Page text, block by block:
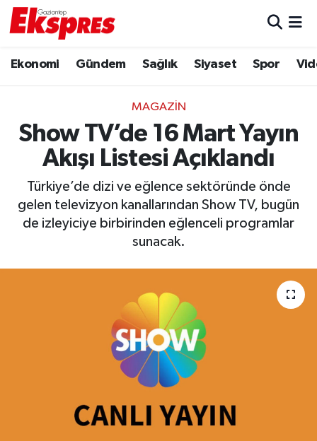
Ekonomi Gündem Sağlık Siyaset Spor
MAGAZIN
Show TV’de 16 Mart Yayın
Akışı Listesi Açıklandı
Türkiye’de dizi ve eğlence sektöründe önde
gelen televizyon kanallarından Show TV, bugün
de izleyiciye birbirinden eğlenceli programlar
sunacak.
Ekonomi
Gaziantep son dakika
Genel
Gündem
Haberler
Kültür Sanat
Resmi İlanlar
Trafik Durumu
Puan Durumu ve Fikstür
Tüm Manşetler
Son Dakika Haberleri
Haber Arşivi